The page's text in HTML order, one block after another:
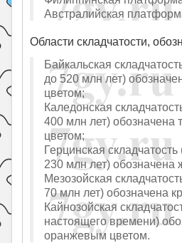
Австралийская
Области складчатости,
Байкальская
до 520 млн лет)
цветом;
Каледонская
400 млн лет) обозначена
цветом;
Герцинская
230 млн лет)
Мезозойская
70 млн лет) обозначена
Кайнозойская
настоящего времени)
оранжевым цветом.